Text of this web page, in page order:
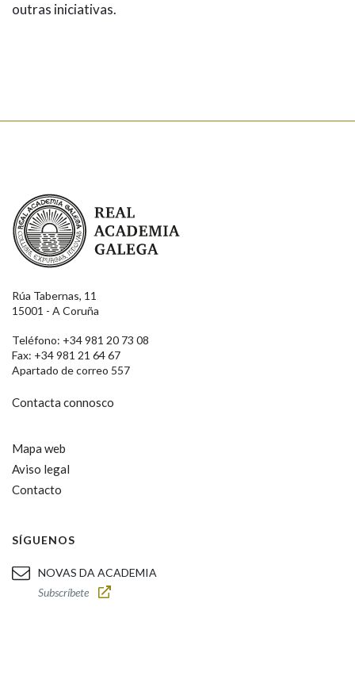
outras iniciativas.
Real Academia Galega
Rúa Tabernas, 11
15001 - A Coruña
Teléfono: +34 981 20 73 08
Fax: +34 981 21 64 67
Apartado de correo 557
Contacta connosco
Mapa web
Aviso legal
Contacto
SÍGUENOS
NOVAS DA ACADEMIA
Subscríbete